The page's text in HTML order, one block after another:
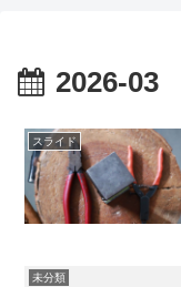
2026-03
スライド
未分類